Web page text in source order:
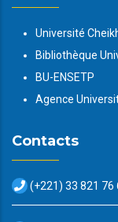
Université
Bibliothèque
BU-ENSETP
Agence
Contacts
(+221) 33 821 76